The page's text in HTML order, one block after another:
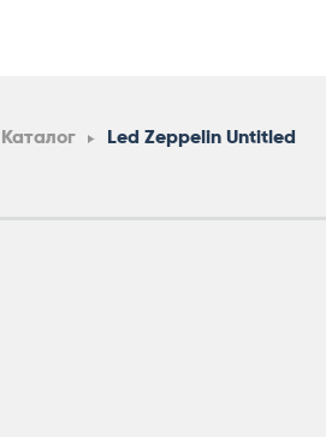
Каталог Led Zeppelin Untitled